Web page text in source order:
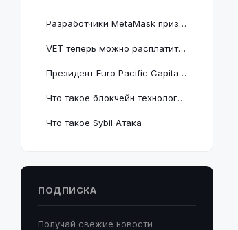
Разработчики MetaMask призвали пользователей срочно обновить браузер Google Chrome
VET теперь можно расплатиться в 2 миллионах магазинов, проект подключается к BNB Chain
Президент Euro Pacific Capital заявил, что крах криптовалютного рынка полезен для экономики
Что такое блокчейн технология: принцип работы и краткое руководство
Что такое Sybil Атака
ПОДПИСКА
Получай свежие новости